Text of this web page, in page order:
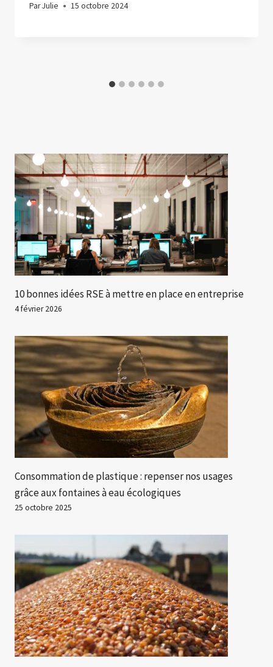
ParJulie 15 octobre 2024
10 bonnes idées RSE à mettre en place en entreprise
4 février 2026
Consommation de plastique : repenser nos usages
grâce aux fontaines à eau écologiques
25 octobre 2025